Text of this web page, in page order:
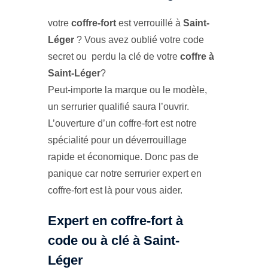
votre coffre-fort est verrouillé à Saint-
Léger ? Vous avez oublié votre code
secret ou perdu la clé de votre coffre à
Saint-Léger?
Peut-importe la marque ou le modèle,
un serrurier qualifié saura l’ouvrir.
L’ouverture d’un coffre-fort est notre
spécialité pour un déverrouillage
rapide et économique. Donc pas de
panique car notre serrurier expert en
coffre-fort est là pour vous aider.
Expert en coffre-fort à
code ou à clé à Saint-
Léger